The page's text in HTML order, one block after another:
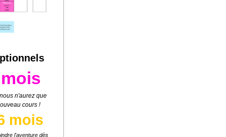
n'aurez que
cours !
mois
l'aventure dès